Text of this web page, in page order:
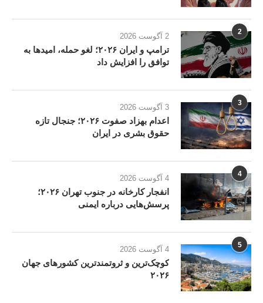
2 2 آگوست 2026
ترامپ و ایران ۲۰۲۶؛ لغو حمله، امیدها به
توافق را افزایش داد
3 3 آگوست 2026
اعدام بهزاد صفوت ۲۰۲۶؛ جنجال تازه
حقوق بشری در ایران
4 4 آگوست 2026
انفجار کارخانه در جنوب تهران ۲۰۲۶؛
پرسش‌هایی درباره ایمنی
5 4 آگوست 2026
کوچک‌ترین و ثروتمندترین کشورهای جهان
۲۰۲۶